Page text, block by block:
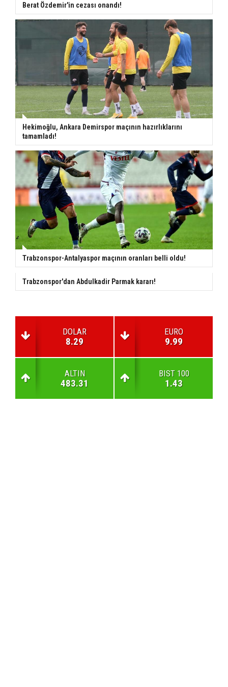
Berat Özdemir'in cezası onandı!
Hekimoğlu, Ankara Demirspor maçının hazırlıklarını
tamamladı!
Trabzonspor-Antalyaspor maçının oranları belli oldu!
Trabzonspor'dan Abdulkadir Parmak kararı!
DOLAR
8.29
EURO
9.99
ALTIN
483.31
BIST 100
1.43